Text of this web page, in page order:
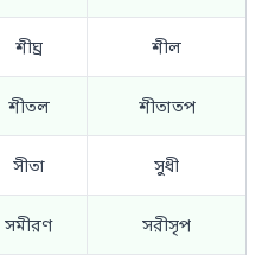
শীঘ্র শীল
শীতল শীতাতপ
সীতা সুধী
সমীরণ সরীসৃপ